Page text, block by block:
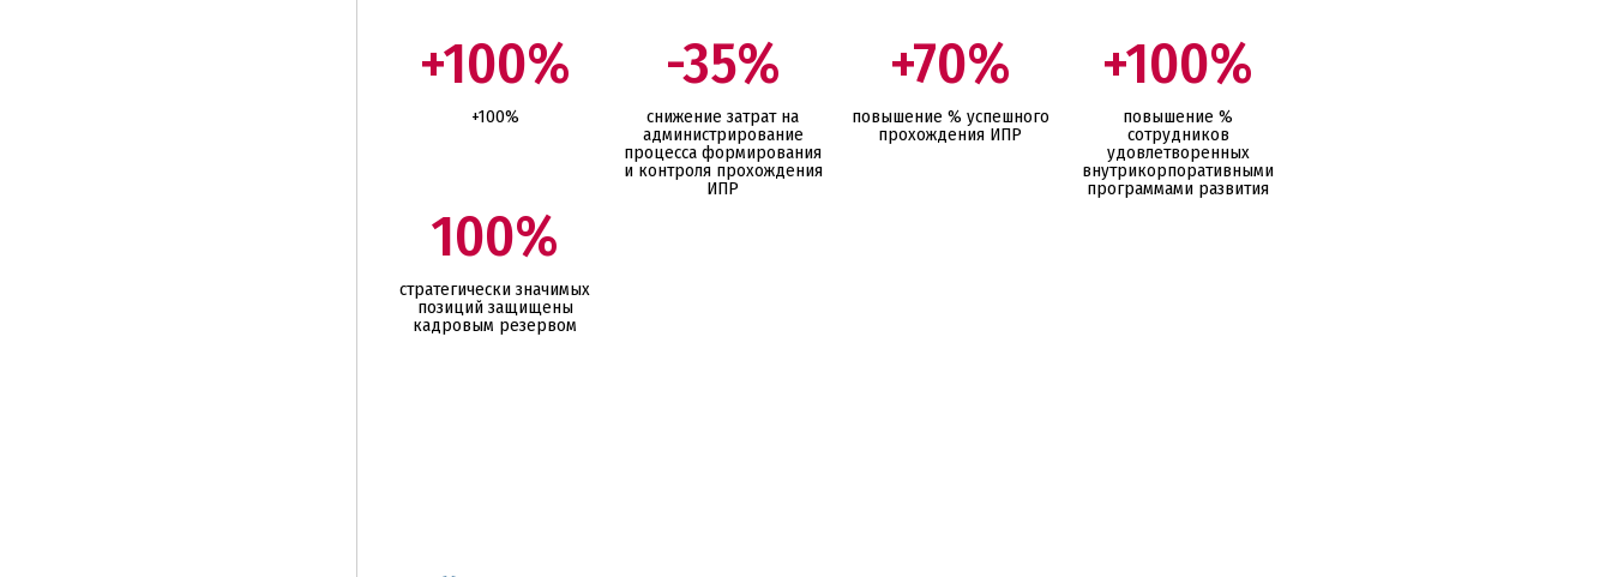
+100%
+100%
-35%
снижение затрат на
администрирование
процесса формирования
и контроля прохождения
ИПР
+70%
повышение % успешного
прохождения ИПР
+100%
повышение %
сотрудников
удовлетворенных
внутрикорпоративными
программами развития
100%
стратегически значимых
позиций защищены
кадровым резервом